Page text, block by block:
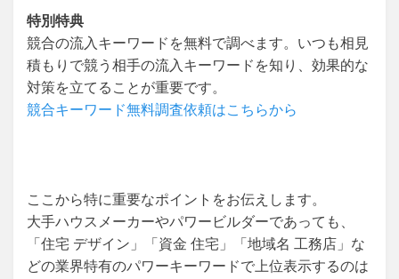
特別特典
競合の流入キーワードを無料で調べます。いつも相見
積もりで競う相手の流入キーワードを知り、効果的な
対策を立てることが重要です。
競合キーワード無料調査依頼はこちらから
ここから特に重要なポイントをお伝えします。
大手ハウスメーカーやパワービルダーであっても、
「住宅 デザイン」「資金 住宅」「地域名 工務店」な
どの業界特有のパワーキーワードで上位表示するのは